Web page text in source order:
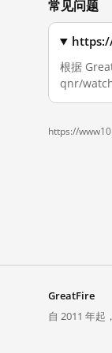
常见问题
根据
qnr/
https://
GreatFire
自 2011 年起